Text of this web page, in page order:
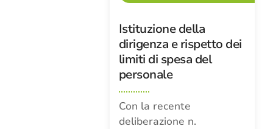
Istituzione della
dirigenza e rispetto dei
limiti di spesa del
personale
Con la recente
deliberazione n.